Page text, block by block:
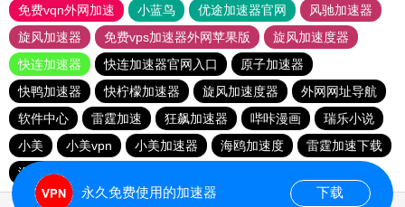
免费vqn外网加速
小蓝鸟 优途加速器官网
风驰加速器
旋风加速器
免费vps加速器外网苹果版
旋风加速度器
快连加速器
快连加速器官网入口
原子加速器
快鸭加速器
快柠檬加速器 旋风加速度器
外网网址导航
软件中心
雷霆加速 狂飙加速器 哔咔漫画
瑞乐小说
小美
小美vpn 小美加速器 海鸥加速度
雷霆加速下载
海鸥加速器下载
永久免费使用的加速器 下载